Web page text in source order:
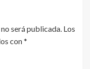
será publicada. Los
con*